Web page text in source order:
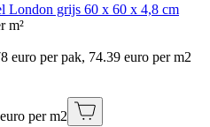
London grijs 60 x 60 x 4,8 cm
m²
euro per pak, 74.39 euro per m2
per m2